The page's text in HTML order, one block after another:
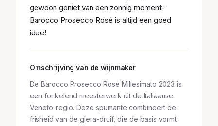
gewoon geniet van een zonnig moment-
Barocco Prosecco Rosé is altijd een goed
idee!
Omschrijving van de wijnmaker
De Barocco Prosecco Rosé Millesimato 2023 is
een fonkelend meesterwerk uit de Italiaanse
Veneto-regio. Deze spumante combineert de
frisheid van de glera-druif, die de basis vormt